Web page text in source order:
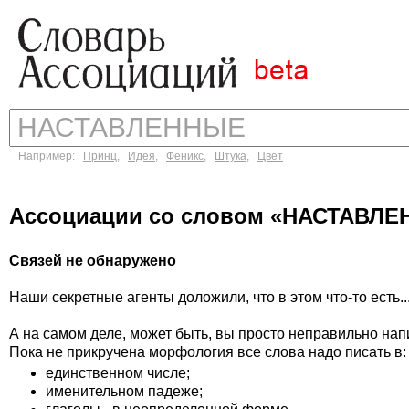
Например: Принц, Идея, Феникс, Штука, Цвет
Ассоциации со словом
Связей не обнаружено
Наши секретные агенты доложили, что в этом что-то
А на самом деле, может быть, вы просто неправильно
Пока не прикручена морфология все слова надо писать в:
единственном числе;
именительном падеже;